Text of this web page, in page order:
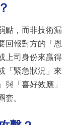
點，而非技術漏
回報對方的「恩
上司身份來贏得
「緊急狀況」來
「喜好效應」
套。